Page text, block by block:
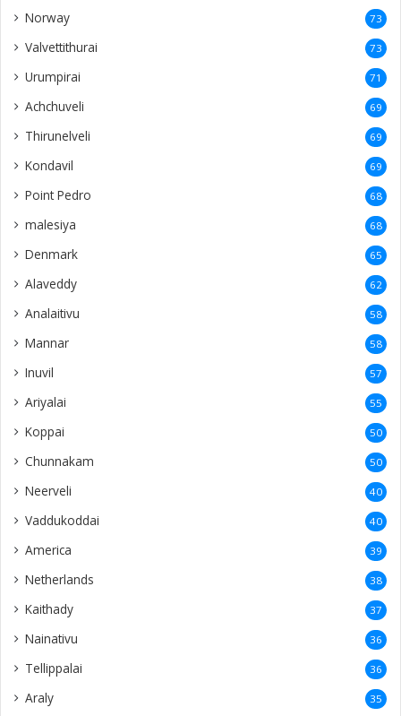
Norway 73
Valvettithurai 73
Urumpirai 71
Achchuveli 69
Thirunelveli 69
Kondavil 69
Point Pedro 68
malesiya 68
Denmark 65
Alaveddy 62
Analaitivu 58
Mannar 58
Inuvil 57
Ariyalai 55
Koppai 50
Chunnakam 50
Neerveli 40
Vaddukoddai 40
America 39
Netherlands 38
Kaithady 37
Nainativu 36
Tellippalai 36
Araly 35